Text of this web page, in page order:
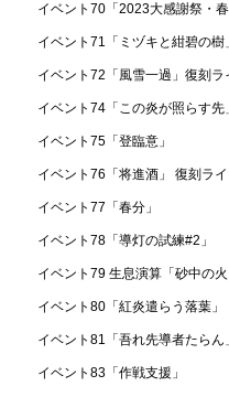
イベント70「2023大感謝祭・春
イベント71「ミヅキと紺碧の樹」
イベント72「風雪一過」復刻ラ
イベント74「この炎が照らす先」
イベント75「登臨意」
イベント76「将進酒」 復刻ラ
イベント77「春分」
イベント78「導灯の試練#2」
イベント79 生息演算「砂中の火
イベント80「紅炎遣らう落葉」
イベント81「吾れ先導者たらん
イベント83「作戦支援」